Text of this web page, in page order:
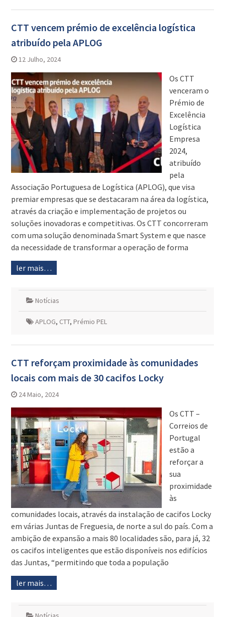
CTT vencem prémio de excelência logística
atribuído pela APLOG
12 Julho, 2024
Os CTT
venceram o
Prémio de
Excelência
Logística
Empresa
2024,
atribuído
pela
Associação Portuguesa de Logística (APLOG), que visa
premiar empresas que se destacaram na área da logística,
através da criação e implementação de projetos ou
soluções inovadoras e competitivas. Os CTT concorreram
com uma solução denominada Smart System e que nasce
da necessidade de transformar a operação de forma
ler mais…
Notícias
APLOG, CTT, Prémio PEL
CTT reforçam proximidade às comunidades
locais com mais de 30 cacifos Locky
24 Maio, 2024
Os CTT –
Correios de
Portugal
estão a
reforçar a
sua
proximidade
às
comunidades locais, através da instalação de cacifos Locky
em várias Juntas de Freguesia, de norte a sul do país. Com a
ambição de expansão a mais 80 localidades são, para já, 32
os cacifos inteligentes que estão disponíveis nos edifícios
das Juntas, “permitindo que toda a população
ler mais…